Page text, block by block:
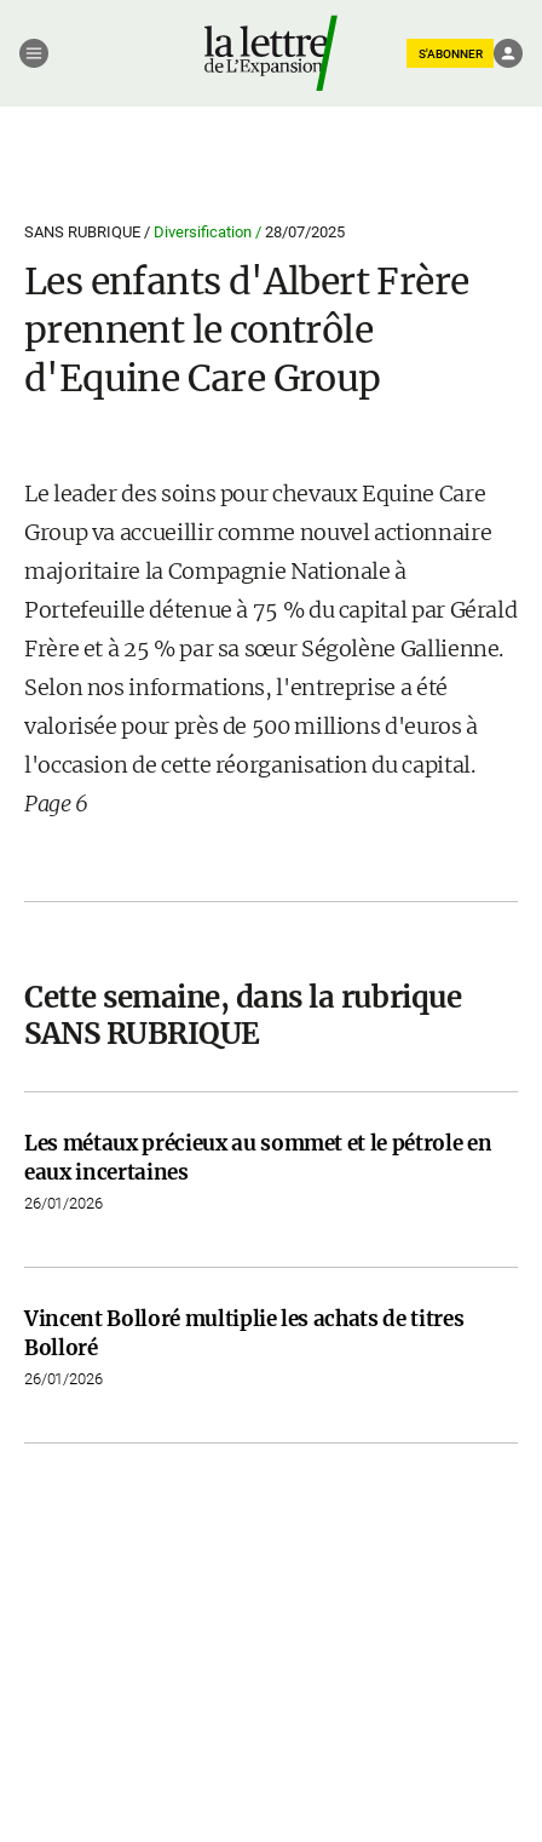
S'ABONNER
SANS RUBRIQUE / Diversification / 28/07/2025
Les enfants d'Albert Frère
prennent le contrôle
d'Equine Care Group
Le leader des soins pour chevaux Equine Care
Group va accueillir comme nouvel actionnaire
majoritaire la Compagnie Nationale à
Portefeuille détenue à 75 % du capital par Gérald
Frère et à 25 % par sa sœur Ségolène Gallienne.
Selon nos informations, l'entreprise a été
valorisée pour près de 500 millions d'euros à
l'occasion de cette réorganisation du capital.
Page 6
Cette semaine, dans la rubrique
SANS RUBRIQUE
Les métaux précieux au sommet et le pétrole en
eaux incertaines
26/01/2026
Vincent Bolloré multiplie les achats de titres
Bolloré
26/01/2026